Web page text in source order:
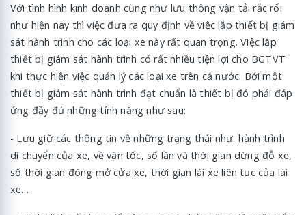
Với tình hình kinh doanh cũng như lưu thông vận tải rắc rối
như hiện nay thì việc đưa ra quy định về việc lắp thiết bị giám
sát hành trình cho các loại xe này rất quan trọng. Việc lắp
thiết bị giám sát hành trình có rất nhiều tiện lợi cho BGTVT
khi thực hiện việc quản lý các loại xe trên cả nước. Bởi một
thiết bị giám sát hành trình đạt chuẩn là thiết bị đó phải đáp
ứng đầy đủ những tính năng như sau:
- Lưu giữ các thông tin về những trạng thái như: hành trình
di chuyển của xe, về vận tốc, số lần và thời gian dừng đỗ xe,
số thời gian đóng mở cửa xe, thời gian lái xe liên tục của lái
xe…